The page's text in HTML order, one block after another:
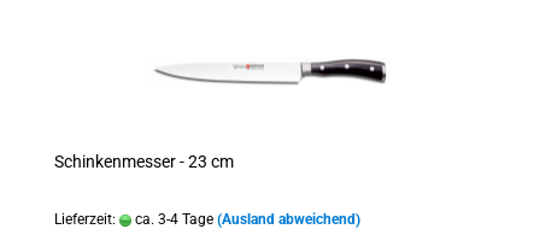
Schinkenmesser - 23 cm
Lieferzeit: ca. 3-4 Tage (Ausland abweichend)